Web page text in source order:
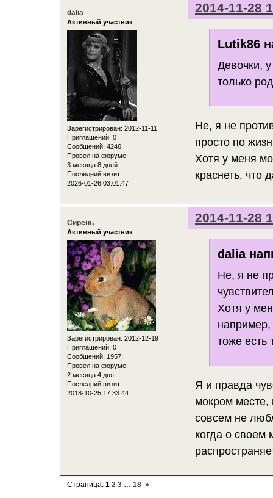
2014-11-28
dalia
Активный участник
Зарегистрирован: 2012-11-11
Приглашений: 0
Сообщений: 4246
Провел на форуме:
3 месяца 8 дней
Последний визит:
2026-01-26 03:01:47
Lutik86
Девочки,
только
Не, я не
просто по
Хотя у меня
краснеть, что
2014-11-28
Сирень
Активный участник
Зарегистрирован: 2012-12-19
Приглашений: 0
Сообщений: 1957
Провел на форуме:
2 месяца 4 дня
Последний визит:
2018-10-25 17:33:44
dalia
Не, я не
Хотя у
например,
тоже есть
Я и правда
мокром месте,
совсем не
когда о
Страница:1 2 3 … 18 »